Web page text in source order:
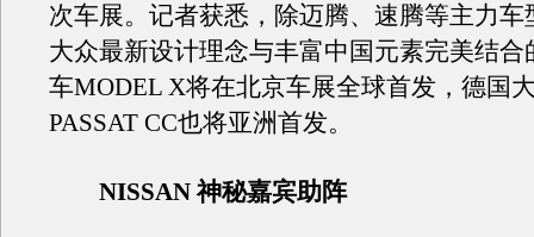
次车展。记者获悉，除迈腾、速腾等主力车
大众最新设计理念与丰富中国元素完美结合
车MODEL X将在北京车展全球首发，德国
PASSAT CC也将亚洲首发。
NISSAN 神秘嘉宾助阵